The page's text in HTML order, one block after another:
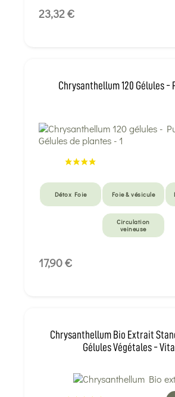
23,32 €
Chrysanthellum 120 Gélules -
Détox Foie Foie & vésicule
Circulation
veineuse
17,90 €
Chrysanthellum Bio Extrait
Gélules Végétales -